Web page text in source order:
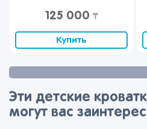
125 000 ₸
Купить
Эти детские
могут вас